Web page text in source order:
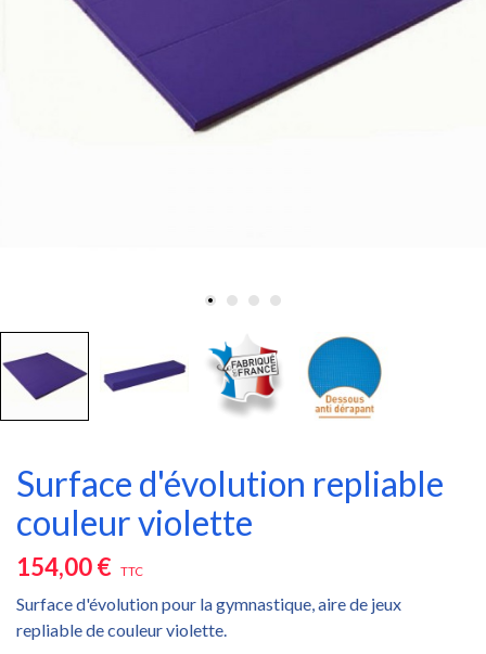
Surface d'évolution repliable
couleur violette
154,00 € TTC
Surface d'évolution pour la gymnastique, aire de jeux
repliable de couleur violette.